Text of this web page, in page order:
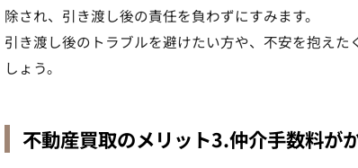
除され、引き渡し後の責任を負わずにすみます。
引き渡し後のトラブルを避けたい方や、不安を抱え
しょう。
不動産買取のメリット3.仲介手数料が